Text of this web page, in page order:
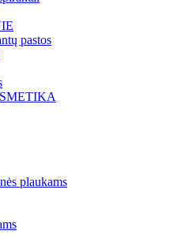
pastos
plaukams